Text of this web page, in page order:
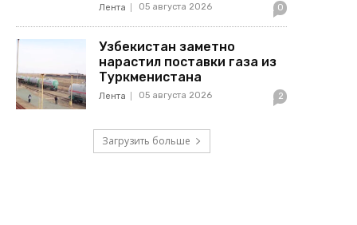
Лента 05 августа 2026 0
Узбекистан заметно
нарастил поставки газа из
Туркменистана
Лента 05 августа 2026 2
Загрузить больше